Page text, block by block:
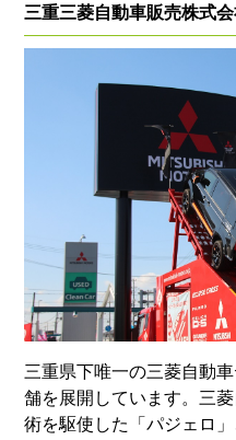
三重三菱自動車販売株式
三重県下唯一の三菱自動
舗を展開しています。三
術を駆使した「パジェロ